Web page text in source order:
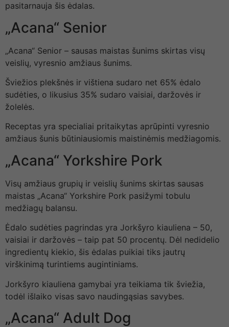
pasitarnauja šis ėdalas.
„Acana“ Senior
„Acana“ Senior – sausas maistas šunims skirtas visų
veislių, vyresnio amžiaus šunims.
Šviežios plekšnės ir vištiena sudaro net 65% ėdalo
sudėties, o likusius 35% sudaro vaisiai, daržovės ir
žolelės.
Receptas yra specialiai pritaikytas aprūpinti vyresnio
amžiaus šunis būtiniausiomis maistinėmis medžiagomis.
„Acana“ Yorkshire Pork
Visų amžiaus grupių ir veislių šunims skirtas sausas
maistas „Acana“ Yorkshire Pork pasižymi tobulu
medžiagų balansu.
Ėdalo sudėties pagrindas yra Jorkšyro kiauliena – 50,
vaisiai ir daržovės – taip pat 50 procentų. Dėl nedidelio
ingredientų kiekio, šis ėdalas puikiai tiks jautrų
virškinimą turintiems augintiniams.
Jorkšyro kiauliena gamybai yra teikiama tik šviežia,
todėl išlaiko visas savo naudingąsias savybes.
„Acana“ Adult Dog